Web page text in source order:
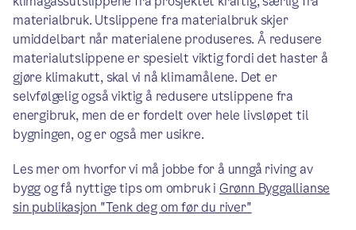
materialbruk. Utslippene fra materialbruk skjer
umiddelbart når materialene produseres. Å redusere
materialutslippene er spesielt viktig fordi det haster å
gjøre klimakutt, skal vi nå klimamålene. Det er
selvfølgelig også viktig å redusere utslippene fra
energibruk, men de er fordelt over hele livsløpet til
bygningen, og er også mer usikre.
Les mer om hvorfor vi må jobbe for å unngå riving av
bygg og få nyttige tips om ombruk i Grønn Byggallianse
sin publikasjon "Tenk deg om før du river"